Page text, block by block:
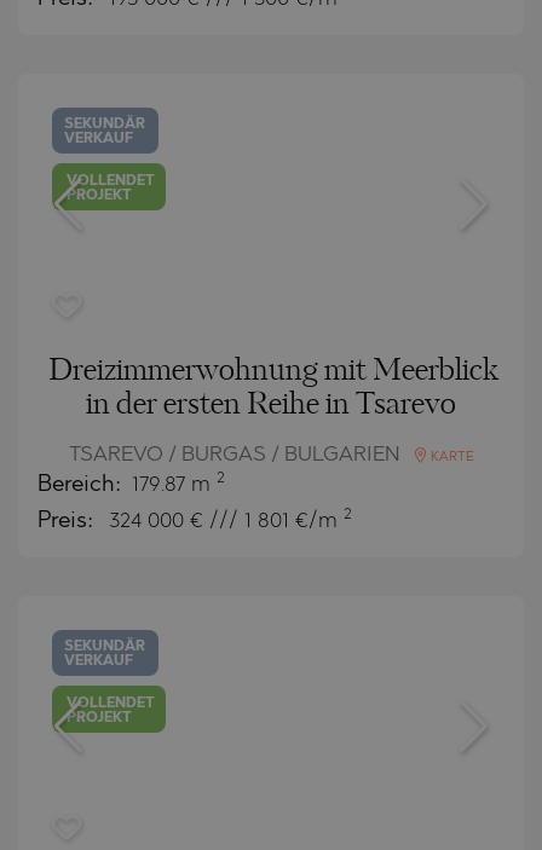
SEKUNDÄR
VERKAUF
VOLLENDET
PROJEKT
Dreizimmerwohnung mit Meerblick
in der ersten Reihe in Tsarevo
TSAREVO / BURGAS / BULGARIEN KARTE
Bereich: 179.87 m 2
Preis: 324 000 € /// 1 801 €/m 2
SEKUNDÄR
VERKAUF
VOLLENDET
PROJEKT